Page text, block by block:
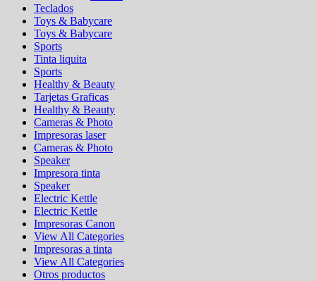
Teclados
Toys & Babycare
Toys & Babycare
Sports
Tinta liquita
Sports
Healthy & Beauty
Tarjetas Graficas
Healthy & Beauty
Cameras & Photo
Impresoras laser
Cameras & Photo
Speaker
Impresora tinta
Speaker
Electric Kettle
Electric Kettle
Impresoras Canon
View All Categories
Impresoras a tinta
View All Categories
Otros productos